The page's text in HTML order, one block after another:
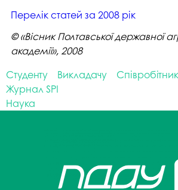
Перелік статей за 2008 рік
© «Вісник Полтавської державної
академії», 2008
Студенту
Викладачу
Журнал SPI
Наука